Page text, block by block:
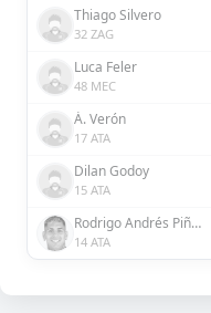
Thiago Silvero
32 ZAG
Luca Feler
48 MEC
Á. Verón
17 ATA
Dilan Godoy
15 ATA
Rodrigo Andrés Piñeiro Silva
14 ATA